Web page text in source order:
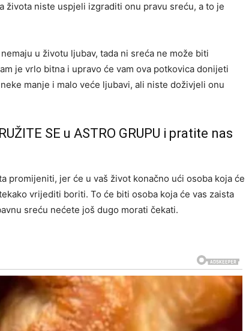
života niste uspjeli izgraditi onu pravu sreću, a to je
u životu ljubav, tada ni sreća ne može biti
je vrlo bitna i upravo će vam ova potkovica donijeti
manje i malo veće ljubavi, ali niste doživjeli onu
SE u ASTRO GRUPU i pratite nas
promijeniti, jer će u vaš život konačno ući osoba koja će
vrijediti boriti. To će biti osoba koja će vas zaista
sreću nećete još dugo morati čekati.